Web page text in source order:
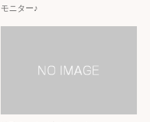
モニター♪